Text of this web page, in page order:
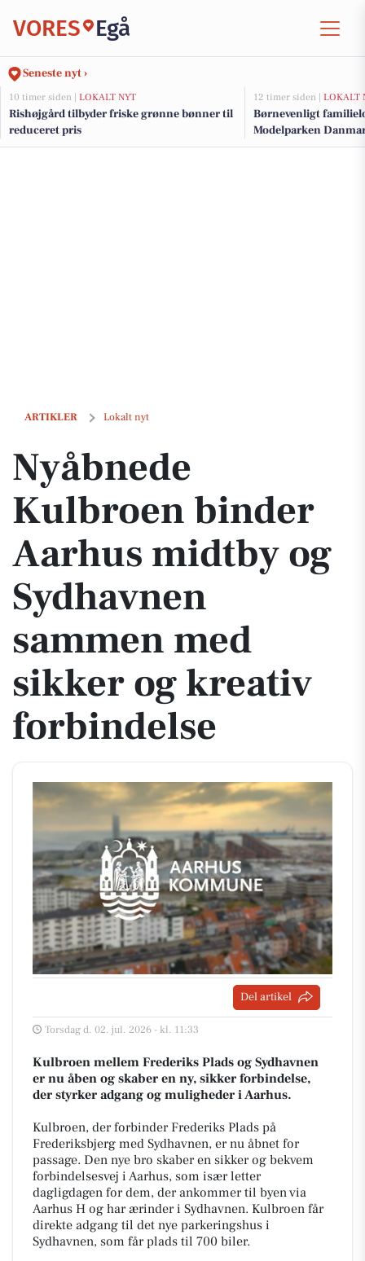
VORES Egå
Seneste nyt ›
10 timer siden | LOKALT NYT
Rishøjgård tilbyder friske grønne bønner til
reduceret pris
12 timer siden | LOKALT
Børnevenligt
Modelparken
ARTIKLER Lokalt nyt
Nyåbnede Kulbroen binder Aarhus midtby og Sydhavnen sammen
Nyåbnede
Kulbroen binder
Aarhus midtby og
Sydhavnen
sammen med
sikker og kreativ
forbindelse
Del artikel
Torsdag d. 02. jul. 2026 - kl. 11:33
Kulbroen mellem Frederiks Plads og Sydhavnen
er nu åben og skaber en ny, sikker forbindelse,
der styrker adgang og muligheder i Aarhus.
Kulbroen, der forbinder Frederiks Plads på
Frederiksbjerg med Sydhavnen, er nu åbnet for
passage. Den nye bro skaber en sikker og bekvem
forbindelsesvej i Aarhus, som især letter
dagligdagen for dem, der ankommer til byen via
Aarhus H og har ærinder i Sydhavnen. Kulbroen får
direkte adgang til det nye parkeringshus i
Sydhavnen, som får plads til 700 biler.